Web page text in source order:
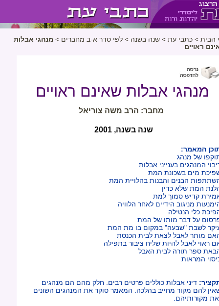
הבית > כתבי עת > שנה בשנה > לפי סדר א-ב מחברים > מנהגי אבלות
ראויים
מנהגי אבלות שאינם ראויים
מחבר: הרב משה צוריאל
שנה בשנה, 2001
המאמר:
של מנהג
המנהגים בענייני אבלות
מים בשכונת המת
הבנים והבנות בהלויית המת
המת שלא כדין
קדיש סמוך למת
מניגוב הידיים לאחר הלוויה
כלי הנטילה
על דבר מותו של המת
לשבת "שבעה" במקום בו מת המת
מותר לאבל לצאת לבית הכנסת
ראוי לאבל להיות שליח ציבור בתפילה
ספר תורה לבית האבל
המראות
דיני אבלות כוללים פרטים רבים. חלק מהם הם מנהגים
להם מקור מחייב בהלכה. המאמר סוקר את המנהגים השונים
מקורותיהם.